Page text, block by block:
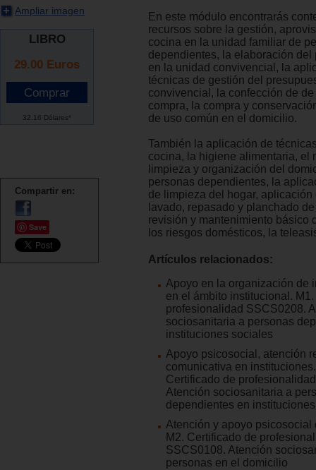
Ampliar imagen
LIBRO
29.00 Euros
32.16 Dólares*
Compartir en:
Save
En este módulo encontrarás
recursos sobre la gestión,
cocina en la unidad familiar de
dependientes, la elaboración del
en la unidad convivencial, la
técnicas de gestión del
convivencial, la confección de
compra, la compra y
de uso común en el domicilio.
También la aplicación de
cocina, la higiene alimentaria, el
limpieza y organización del
personas dependientes, la
de limpieza del hogar, aplicación
lavado, repasado y planchado
revisión y mantenimiento básico
los riesgos domésticos, la
Artículos relacionados:
Apoyo en la organización de
en el ámbito institucional.
profesionalidad SSCS0208.
sociosanitaria a personas
instituciones sociales
Apoyo psicosocial, atención
comunicativa en
Certificado de
Atención sociosanitaria a
dependientes en
Atención y apoyo psicosocial
M2. Certificado de
SSCS0108. Atención
personas en el domicilio